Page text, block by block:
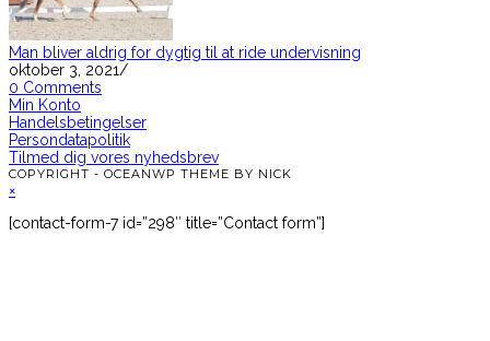
Man bliver aldrig for dygtig til at ride undervisning
oktober 3, 2021/
0 Comments
Min Konto
Handelsbetingelser
Persondatapolitik
Tilmed dig vores nyhedsbrev
COPYRIGHT - OCEANWP THEME BY NICK
×
[contact-form-7 id=”298″ title=”Contact form”]